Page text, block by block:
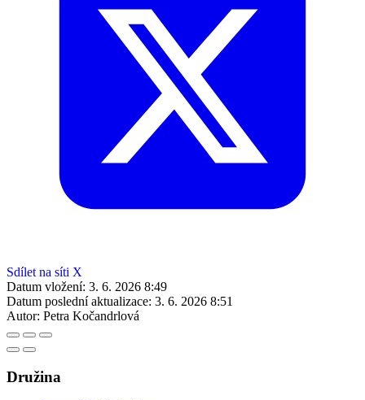
Sdílet na síti X
Datum vložení: 3. 6. 2026 8:49
Datum poslední aktualizace: 3. 6. 2026 8:51
Autor: Petra Kočandrlová
Družina